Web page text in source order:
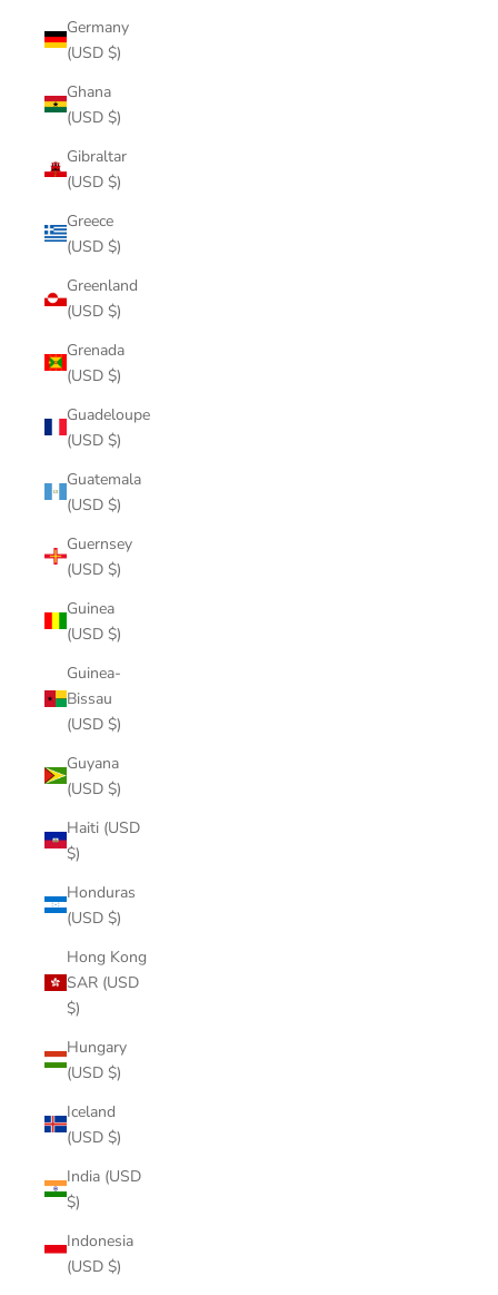
Germany
(USD $)
Ghana
(USD $)
Gibraltar
(USD $)
Greece
(USD $)
Greenland
(USD $)
Grenada
(USD $)
Guadeloupe
(USD $)
Guatemala
(USD $)
Guernsey
(USD $)
Guinea
(USD $)
Guinea-
Bissau
(USD $)
Guyana
(USD $)
Haiti (USD
$)
Honduras
(USD $)
Hong Kong
SAR (USD
$)
Hungary
(USD $)
Iceland
(USD $)
India (USD
$)
Indonesia
(USD $)